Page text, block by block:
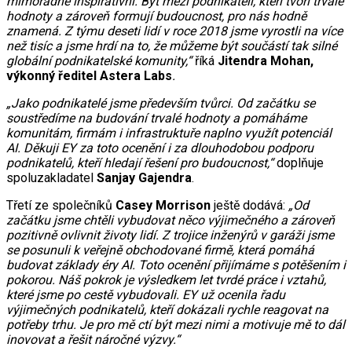
hodnoty a zároveň formují budoucnost, pro nás hodně
znamená. Z týmu deseti lidí v roce 2018 jsme vyrostli na více
než tisíc a jsme hrdí na to, že můžeme být součástí tak silné
globální podnikatelské komunity,“říká Jitendra Mohan,
výkonný ředitel Astera Labs.
„Jako podnikatelé jsme především tvůrci. Od začátku se
soustředíme na budování trvalé hodnoty a pomáháme
komunitám, firmám i infrastruktuře naplno využít potenciál
AI. Děkuji EY za toto ocenění i za dlouhodobou podporu
podnikatelů, kteří hledají řešení pro budoucnost,“doplňuje
spoluzakladatel Sanjay Gajendra.
Třetí ze společníků Casey Morrison ještě dodává: „Od
začátku jsme chtěli vybudovat něco výjimečného a zároveň
pozitivně ovlivnit životy lidí. Z trojice inženýrů v garáži jsme
se posunuli k veřejně obchodované firmě, která pomáhá
budovat základy éry AI. Toto ocenění přijímáme s potěšením i
pokorou. Náš pokrok je výsledkem let tvrdé práce i vztahů,
které jsme po cestě vybudovali. EY už ocenila řadu
výjimečných podnikatelů, kteří dokázali rychle reagovat na
potřeby trhu. Je pro mě ctí být mezi nimi a motivuje mě to dál
inovovat a řešit náročné výzvy.“